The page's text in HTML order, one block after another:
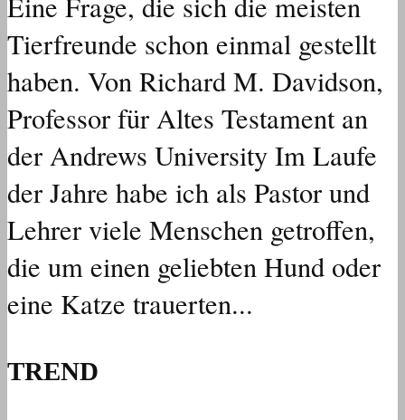
Tierfreunde schon einmal gestellt
haben. Von Richard M. Davidson,
Professor für Altes Testament an
der Andrews University Im Laufe
der Jahre habe ich als Pastor und
Lehrer viele Menschen getroffen,
die um einen geliebten Hund oder
eine Katze trauerten...
TREND